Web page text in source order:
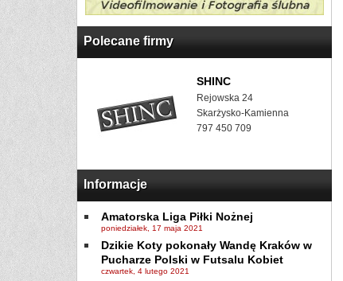
Polecane firmy
SHINC
Rejowska 24
Skarżysko-Kamienna
797 450 709
Informacje
Amatorska Liga Piłki Nożnej
poniedziałek, 17 maja 2021
Dzikie Koty pokonały Wandę Kraków w
Pucharze Polski w Futsalu Kobiet
czwartek, 4 lutego 2021